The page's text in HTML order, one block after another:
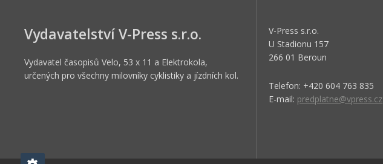
Vydavatelství V-Press s.r.o.
Vydavatel časopisů Velo, 53 x 11 a Elektrokola,
určených pro všechny milovníky cyklistiky a jízdních kol.
V-Press s.r.o.
U Stadionu 157
266 01 Beroun
Telefon: +420 604 763 835
E-mail: predplatne@vpress.cz